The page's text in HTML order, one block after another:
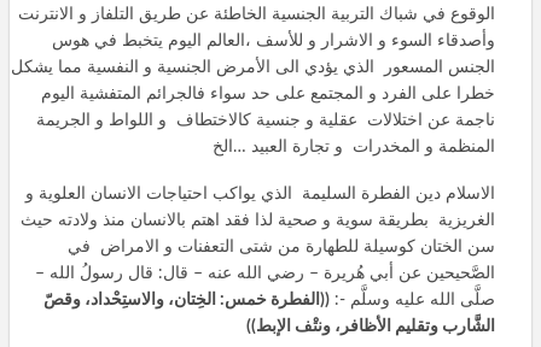
الوقوع في شباك التربية الجنسية الخاطئة عن طريق التلفاز و الانترنت
وأصدقاء السوء و الاشرار و للأسف ،العالم اليوم يتخبط في هوس
الجنس المسعور الذي يؤدي الى الأمرض الجنسية و النفسية مما يشكل
خطرا على الفرد و المجتمع على حد سواء فالجرائم المتفشية اليوم
ناجمة عن اختلالات عقلية و جنسية كالاختطاف و اللواط و الجريمة
المنظمة و المخدرات و تجارة العبيد …الخ
الاسلام دين الفطرة السليمة الذي يواكب احتياجات الانسان العلوية و
الغريزية بطريقة سوية و صحية لذا فقد اهتم بالانسان منذ ولادته حيث
سن الختان كوسيلة للطهارة من شتى التعفنات و الامراض في
الصَّحيحين عن أبي هُريرة – رضي الله عنه – قال: قال رسولُ الله –
صلَّى الله عليه وسلَّم -: (( الفطرة خمس: الخِتان، والاستِحْداد، وقصّ
الشَّارب وتقليم الأظافر، ونتْف الإبط))